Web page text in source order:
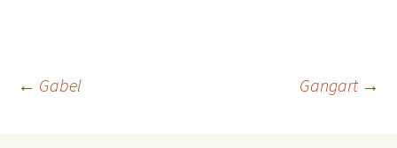
Beitrags-
← Gabel Gangart →